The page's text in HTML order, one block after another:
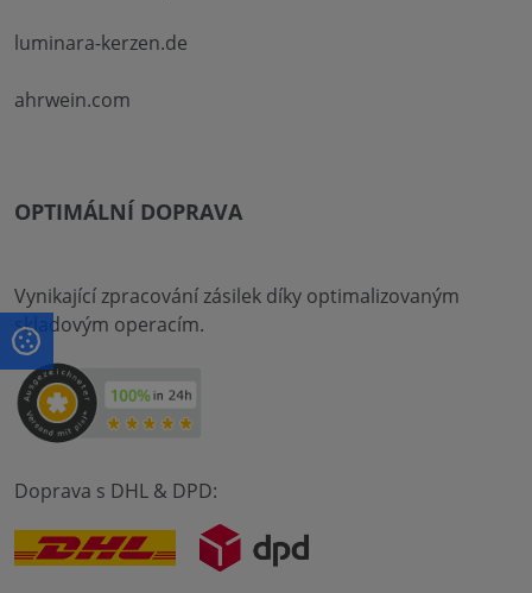
luminara-kerzen.de
ahrwein.com
OPTIMÁLNÍ DOPRAVA
Vynikající zpracování zásilek díky optimalizovaným
skladovým operacím.
Doprava s DHL & DPD: